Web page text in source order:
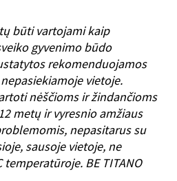
būti vartojami kaip
gyvenimo būdo
rekomenduojamos
vietoje.
nėščioms ir žindančioms
metų ir vyresnio amžiaus
nepasitarus su
sausoje vietoje, ne
temperatūroje. BE TITANO